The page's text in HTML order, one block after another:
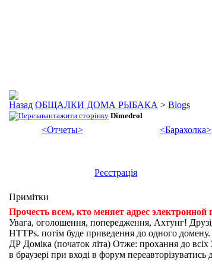
ОБЩАЛКИ ДОМА РЫБАКА > Blogs
Dimedrol
<Отчеты>
<Барахолка>
Реєстрація
Примітки
Прочесть всем, кто меняет адрес
Увага, оголошення, попередження, Ахтунг!
HTTPs. потім буде приведення до одного
ДР Доміка (початок літа) Отже: прохання до
в браузері при вході в форум